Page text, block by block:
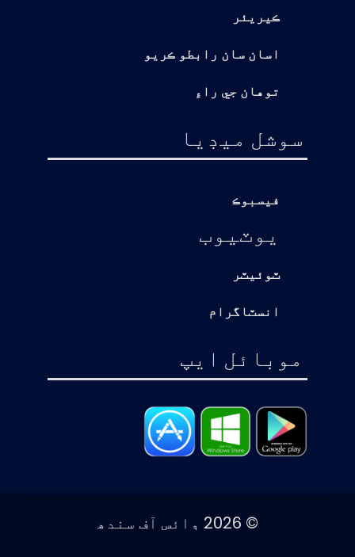
ڪيريئر
اسان سان رابطو ڪريو
توهان جي راءِ
سوشل ميڊيا
فيسبوڪ
يوٽيوب
ٽوئيٽر
انسٽاگرام
موبائل ايپ
© 2026 وائس آف سندھ